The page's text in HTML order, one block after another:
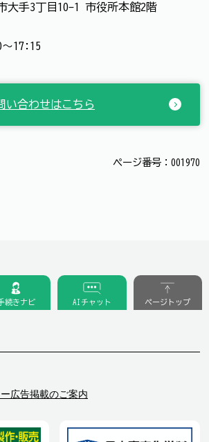
大手3丁目10-1 市役所本館2階
17:15
い合わせはこちら
ページ番号：001970
広告掲載のご案内
続きナビ AIチャット ページトップ